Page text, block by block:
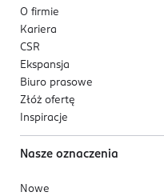
O firmie
Kariera
CSR
Ekspansja
Biuro prasowe
Złóż ofertę
Inspiracje
Nasze oznaczenia
Nowe